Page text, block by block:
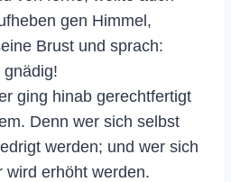
gen Himmel,
Brust und sprach:
gnädig!
ging hinab gerechtfertigt
Denn wer sich selbst
werden; und wer sich
wird erhöht werden.